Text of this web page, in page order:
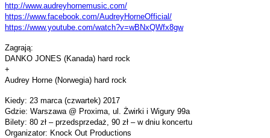
http://www.audreyhornemusic. com/
https://www.facebook.com/AudreyHorneOfficial/
https://www.youtube.com/watch?v=wBNxQWfx8gw
Zagrają:
DANKO JONES (Kanada) hard rock
+
Audrey Horne (Norwegia) hard rock
Kiedy: 23 marca (czwartek) 2017
Gdzie: Warszawa @ Proxima, ul. Żwirki i Wigury 99a
Bilety: 80 zł – przedsprzedaż, 90 zł – w dniu koncertu
Organizator: Knock Out Productions